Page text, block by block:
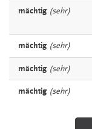
mächtig (sehr)
mächtig (sehr)
mächtig (sehr)
mächtig (sehr)